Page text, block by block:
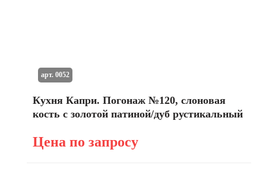
Кухня Капри. Погонаж №120, слоновая
кость с золотой патиной/дуб рустикальный
Цена по запросу
арт. 0052